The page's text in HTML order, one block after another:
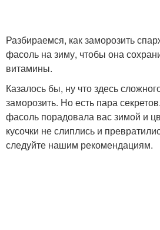
Разбираемся, как заморозить
фасоль на зиму, чтобы она
витамины.
Казалось бы, ну что здесь
заморозить. Но есть пара
фасоль порадовала вас зимой и
кусочки не слиплись и
следуйте нашим рекомендациям.